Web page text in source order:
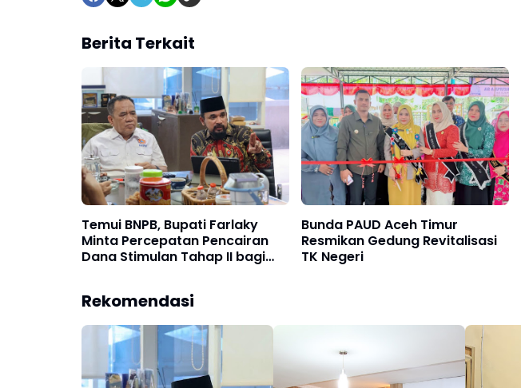
Berita Terkait
Temui BNPB, Bupati Farlaky
Minta Percepatan Pencairan
Dana Stimulan Tahap II bagi
Bunda PAUD Aceh Timur
Resmikan Gedung Revitalisasi
TK Negeri
Rekomendasi